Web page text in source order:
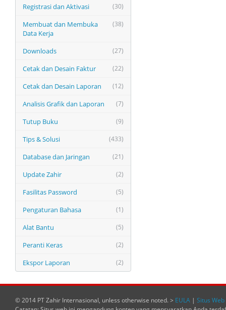
(30)
Registrasi dan Aktivasi
(38)
Membuat dan Membuka
Data Kerja
(27)
Downloads
(22)
Cetak dan Desain Faktur
(12)
Cetak dan Desain Laporan
(7)
Analisis Grafik dan Laporan
(9)
Tutup Buku
(433)
Tips & Solusi
(21)
Database dan Jaringan
(2)
Update Zahir
(5)
Fasilitas Password
(1)
Pengaturan Bahasa
(5)
Alat Bantu
(2)
Peranti Keras
(2)
Ekspor Laporan
© 2014 PT Zahir Internasional, unless otherwise noted. > EULA | Situs